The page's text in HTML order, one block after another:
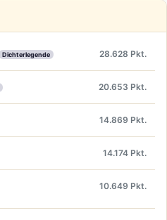
Dichterlegende 28.628 Pkt.
20.653 Pkt.
14.869 Pkt.
14.174 Pkt.
10.649 Pkt.